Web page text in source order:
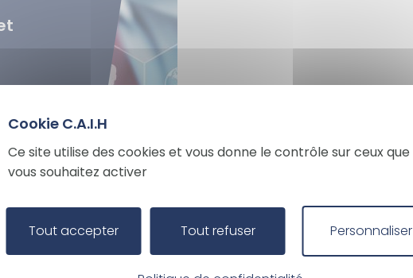
Ce site utilise des cookies et vous donne le contrôle sur ceux que
vous souhaitez activer
Tout accepter Tout refuser Personnaliser